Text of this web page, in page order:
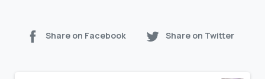
Share on Facebook Share on Twitter